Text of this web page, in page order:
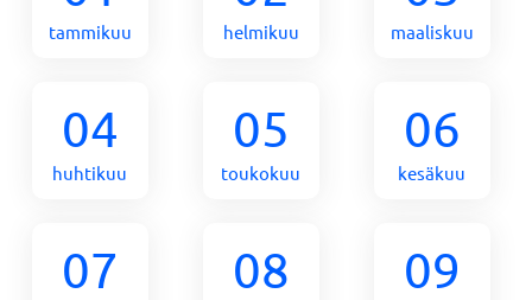
tammikuu helmikuu maaliskuu
04
huhtikuu
05
toukokuu
06
kesäkuu
07 08 09